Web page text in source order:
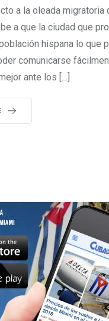
a la oleada migratoria
a que la ciudad que
hispana lo que
comunicarse
ante los […]